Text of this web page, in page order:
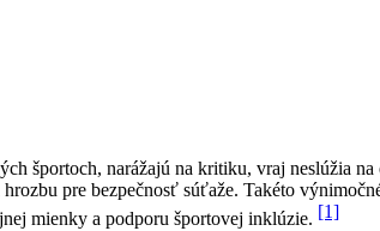
športoch, narážajú na kritiku, vraj neslúžia
pre bezpečnosť súťaže. Takéto
mienky a podporu športovej inklúzie. [1]